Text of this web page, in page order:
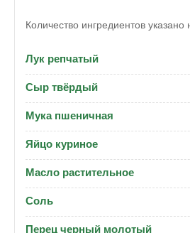
Количество ингредиентов указано
Лук репчатый
Сыр твёрдый
Мука пшеничная
Яйцо куриное
Масло растительное
Соль
Перец черный молотый